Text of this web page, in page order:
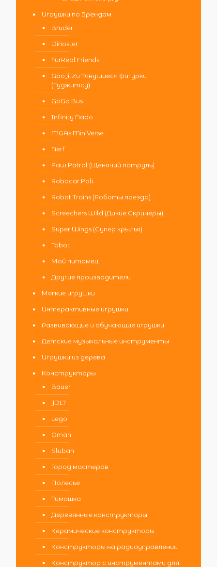
Игрушки по Брендам
Bruder
Dinoster
FurReal Friends
GooJitZu Тянущиеся фигурки
(Гуджитсу)
GoGo Bus
Infinity Nado
MGAs MiniVerse
Nerf
Paw Patrol (Щенячий патруль)
Robocar Poli
Robot Trains (Роботы поезда)
Screechers Wild (Дикие Скричеры)
Super Wings (Супер крылья)
Tobot
Мой питомец
Другие производители
Мягкие игрушки
Интерактивные игрушки
Развивающие и обучающие игрушки
Детские музыкальные инструменты
Игрушки из дерева
Конструкторы
Bauer
JDLT
Lego
Qman
Sluban
Город мастеров
Полесье
Тимошка
Деревянные конструкторы
Керамические конструкторы
Конструкторы на радиоуправлении
Конструктор с инструментами для